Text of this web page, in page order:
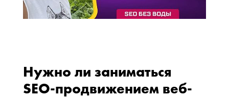
Нужно ли заниматься
SEO-продвижением веб-